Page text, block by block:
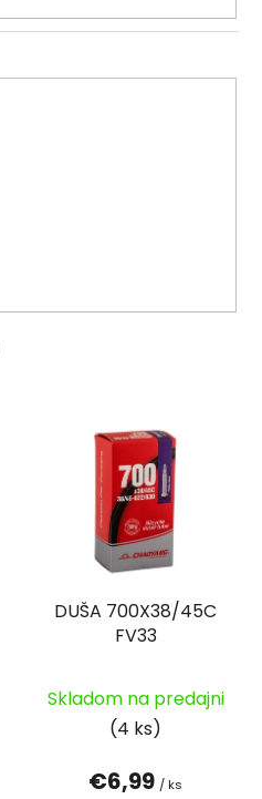
DUŠA 700X38/45C
FV33
Skladom na predajni
(4 ks)
€6,99 / ks